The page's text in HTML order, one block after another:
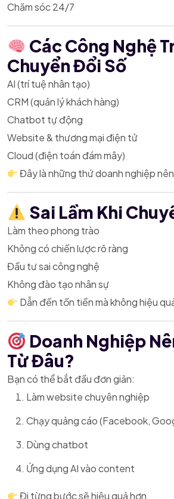
Chăm sóc 24/7
Các Công Nghệ
Chuyển Đổi Số
AI (trí tuệ nhân tạo)
CRM (quản lý khách hàng)
Chatbot tự động
Website & thương mại điện tử
Cloud (điện toán đám mây)
Đây là những thứ doanh nghiệp
Sai Lầm Khi
Làm theo phong trào
Không có chiến lược rõ ràng
Đầu tư sai công nghệ
Không đào tạo nhân sự
Dẫn đến tốn tiền mà không hiệu
Doanh Nghiệp
Từ Đâu?
Bạn có thể bắt đầu đơn giản:
Làm website chuyên nghiệp
Chạy quảng cáo (Facebook,
Dùng chatbot
Ứng dụng AI vào content
Đi từng bước sẽ hiệu quả hơn